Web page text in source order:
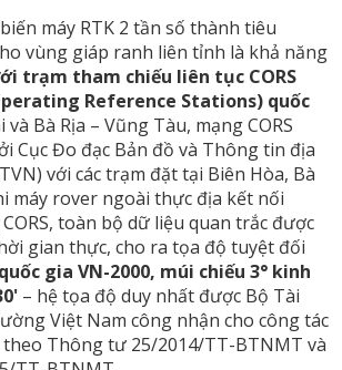
máy RTK 2 tần số thành tiêu
vùng giáp ranh liên tỉnh là khả năng
trạm tham chiếu liên tục CORS
Reference Stations) quốc
Bà Rịa – Vũng Tàu, mạng CORS
Cục Đo đạc Bản đồ và Thông tin địa
với các trạm đặt tại Biên Hòa, Bà
máy rover ngoài thực địa kết nối
toàn bộ dữ liệu quan trắc được
gian thực, cho ra tọa độ tuyệt đối
gia VN-2000, múi chiếu 3° kinh
– hệ tọa độ duy nhất được Bộ Tài
Việt Nam công nhận cho công tác
Thông tư 25/2014/TT-BTNMT và